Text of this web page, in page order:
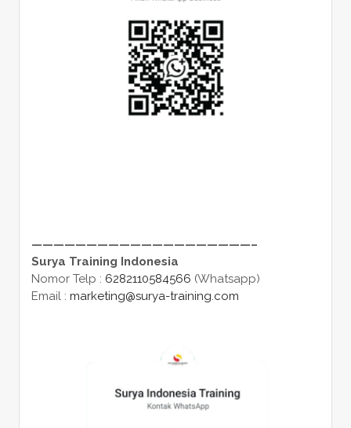
————————————————————–
Surya Training Indonesia
Nomor Telp : 6282110584566 (Whatsapp)
Email : marketing@surya-training.com